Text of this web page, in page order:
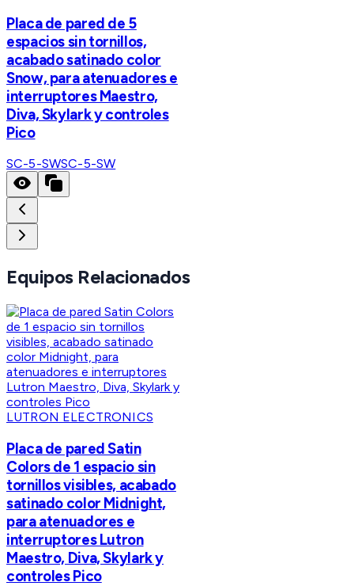
Placa de pared de 5
espacios sin tornillos,
acabado satinado color
Snow, para atenuadores e
interruptores Maestro,
Diva, Skylark y controles
Pico
SC-5-SWSC-5-SW
Equipos Relacionados
LUTRON ELECTRONICS
Placa de pared Satin
Colors de 1 espacio sin
tornillos visibles, acabado
satinado color Midnight,
para atenuadores e
interruptores Lutron
Maestro, Diva, Skylark y
controles Pico